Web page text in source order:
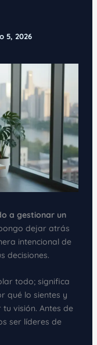
5, 2026
a gestionar un
dejar atrás
intencional de
decisiones.
todo; significa
qué lo sientes y
visión. Antes de
ser líderes de